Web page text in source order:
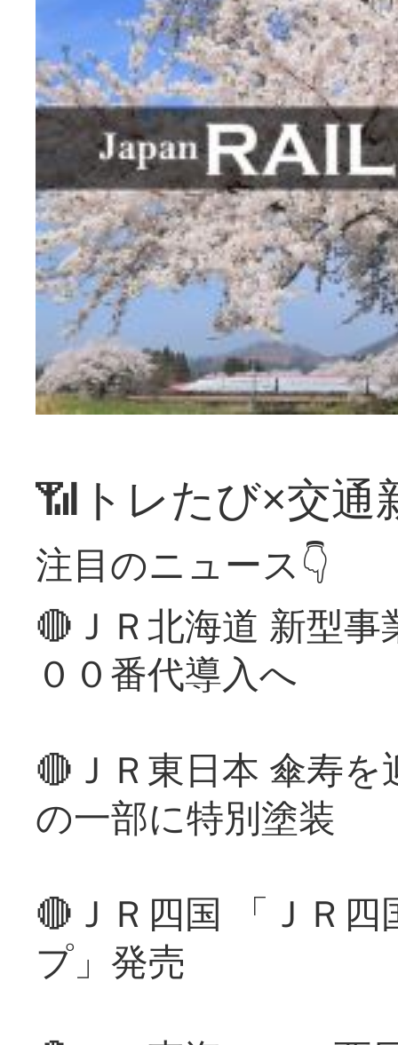
📶トレたび×交通
注目のニュース👇
🔴ＪＲ北海道 新型
００番代導入へ
🔴ＪＲ東日本 傘寿
の一部に特別塗装
🔴ＪＲ四国 「ＪＲ
プ」発売